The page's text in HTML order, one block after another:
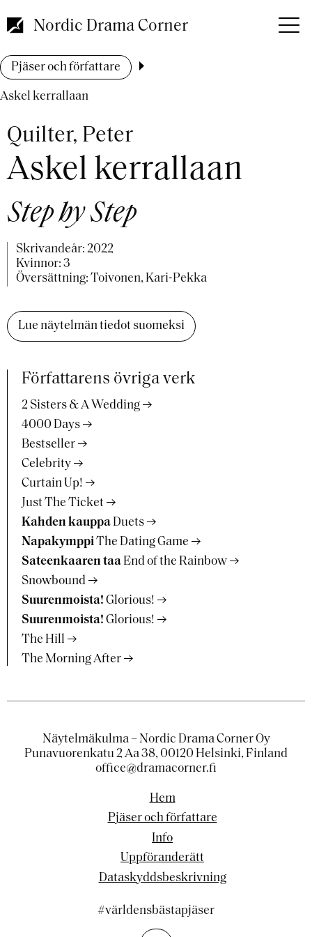
till
huvudinnehåll
Nordic Drama Corner
Länkstig
Pjäser och författare
Askel kerrallaan
Quilter, Peter
Askel kerrallaan
Step by Step
Skrivandeår: 2022
Kvinnor: 3
Översättning: Toivonen, Kari-Pekka
Lue näytelmän tiedot suomeksi
Författarens övriga verk
2 Sisters & A Wedding
4000 Days
Bestseller
Celebrity
Curtain Up!
Just The Ticket
Kahden kauppa Duets
NapakymppiThe Dating Game
Sateenkaaren taa End of the Rainbow
Snowbound
Suurenmoista! Glorious!
Suurenmoista! Glorious!
The Hill
The Morning After
Näytelmäkulma – Nordic Drama Corner Oy
Punavuorenkatu 2 Aa 38, 00120 Helsinki, Finland
office@dramacorner.fi
Hem
Pjäser och författare
Info
Uppföranderätt
Dataskyddsbeskrivning
#världensbästapjäser